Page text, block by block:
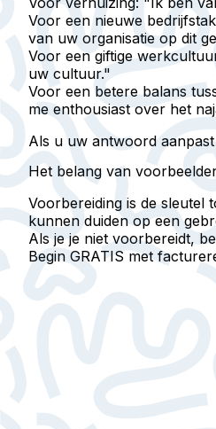
Voor een nieuwe bedrijfstak
van uw organisatie op dit
Voor een giftige
uw cultuur."
Voor een betere balans
me enthousiast over het
Als u uw antwoord
Het belang van
Voorbereiding is de sleutel
kunnen duiden op een
Als je je niet voorbereidt,
Begin GRATIS met